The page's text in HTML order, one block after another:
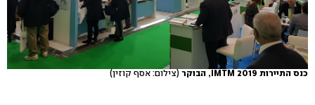
כנס התיירות IMTM 2019, הבוקר (צילום: אסף קוזין)